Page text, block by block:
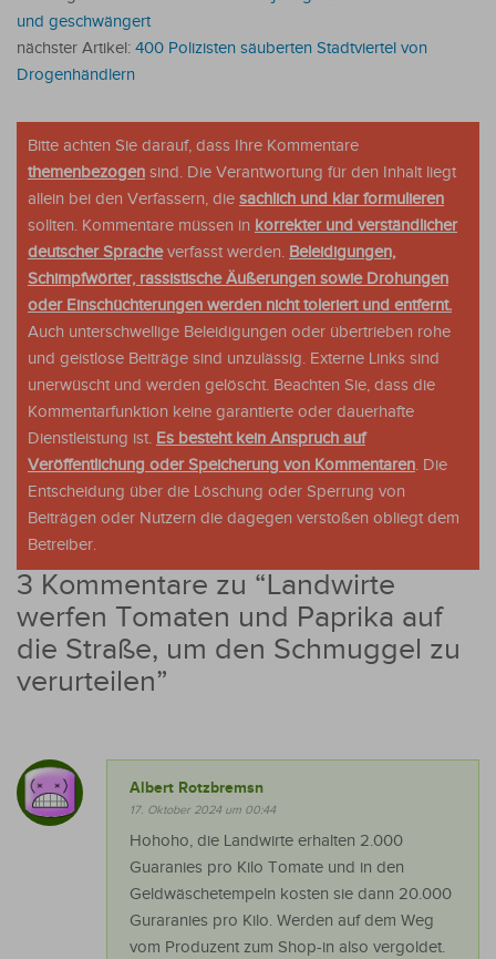
und geschwängert
nächster Artikel: 400 Polizisten säuberten Stadtviertel von
Drogenhändlern
Bitte achten Sie darauf, dass Ihre Kommentare
themenbezogen sind. Die Verantwortung für den Inhalt liegt
allein bei den Verfassern, die sachlich und klar formulieren
sollten. Kommentare müssen in korrekter und verständlicher
deutscher Spracheverfasst werden. Beleidigungen,
Schimpfwörter, rassistische Äußerungen sowie Drohungen
oder Einschüchterungen werden nicht toleriert und entfernt.
Auch unterschwellige Beleidigungen oder übertrieben rohe
und geistlose Beiträge sind unzulässig. Externe Links sind
unerwüscht und werden gelöscht. Beachten Sie, dass die
Kommentarfunktion keine garantierte oder dauerhafte
Dienstleistung ist. Es besteht kein Anspruch auf
Veröffentlichung oder Speicherung von Kommentaren. Die
Entscheidung über die Löschung oder Sperrung von
Beiträgen oder Nutzern die dagegen verstoßen obliegt dem
Betreiber.
3 Kommentare zu “Landwirte
werfen Tomaten und Paprika auf
die Straße, um den Schmuggel zu
verurteilen”
Albert Rotzbremsn
17. Oktober 2024 um 00:44
Hohoho, die Landwirte erhalten 2.000
Guaranies pro Kilo Tomate und in den
Geldwäschetempeln kosten sie dann 20.000
Guraranies pro Kilo. Werden auf dem Weg
vom Produzent zum Shop-in also vergoldet.